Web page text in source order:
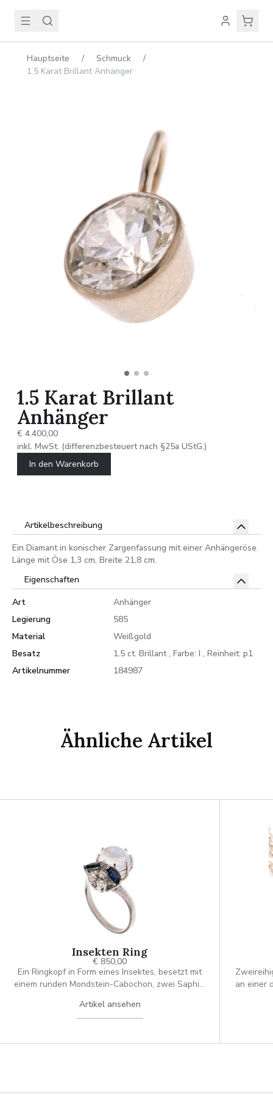
Hauptseite / Schmuck
/
1.5 Karat Brillant Anhänger
1.5 Karat Brillant
Anhänger
€ 4.400,00
inkl. MwSt. (differenzbesteuert nach §25a UStG.)
In den Warenkorb
Artikelbeschreibung
Ein Diamant in konischer Zargenfassung mit einer Anhängeröse.
Länge mit Öse 1,3 cm, Breite 21,8 cm.
Eigenschaften
Art
Anhänger
Legierung
585
Material
Weißgold
Besatz
1.5 ct. Brillant , Farbe: I , Reinheit: p1
Artikelnummer
184987
Ähnliche Artikel
Insekten Ring
€ 850,00
Ein Ringkopf in Form eines Insektes, besetzt mit
einem runden Mondstein-Cabochon, zwei Saphir-
Artikel ansehen
an einer